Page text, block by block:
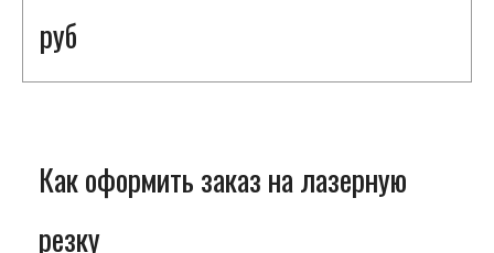
руб
Как оформить заказ на лазерную
резку